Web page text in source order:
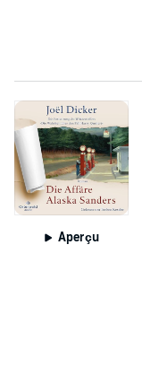
Aperçu